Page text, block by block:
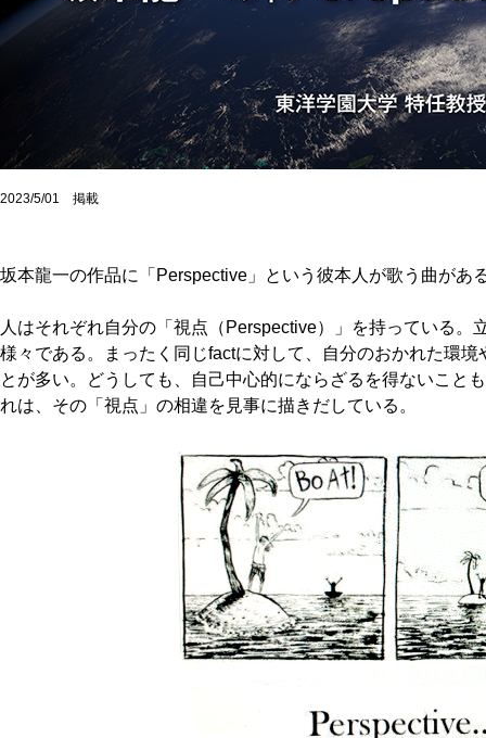
2023/5/01 掲載
坂本龍一の作品に「Perspective」という彼本人が歌う曲があ
人はそれぞれ自分の「視点（Perspective）」を持っている。
様々である。まったく同じfactに対して、自分のおかれた環
とが多い。どうしても、自己中心的にならざるを得ないこと
れは、その「視点」の相違を見事に描きだしている。